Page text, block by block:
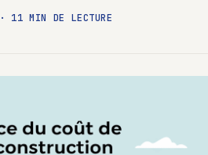
· 11 MIN DE LECTURE